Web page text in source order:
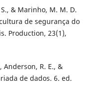
& Marinho, M. M. D.
de segurança do
Production, 23(1),
Anderson, R. E., &
de dados. 6. ed.